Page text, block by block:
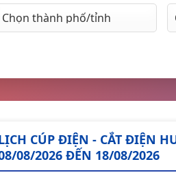
CÚP ĐIỆN - CẮT ĐIỆN
08/2026 ĐẾN 18/08/2026